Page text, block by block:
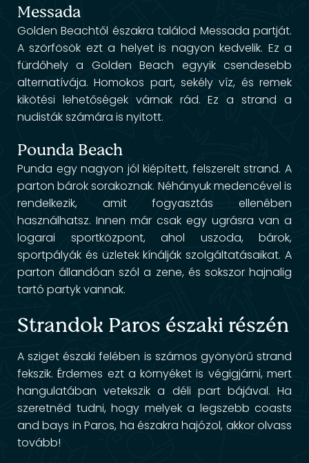
Messada
Golden Beachtől északra találod Messada partját.
A szörfösök ezt a helyet is nagyon kedvelik. Ez a
fürdőhely a Golden Beach egyyik csendesebb
alternatívája. Homokos part, sekély víz, és remek
kikötési lehetőségek várnak rád. Ez a strand a
nudisták számára is nyitott.
Pounda Beach
Punda egy nagyon jól kiépített, felszerelt strand. A
parton bárok sorakoznak. Néhányuk medencével is
rendelkezik, amit fogyasztás ellenében
használhatsz. Innen már csak egy ugrásra van a
logarai sportközpont, ahol uszoda, bárok,
sportpályák és üzletek kínálják szolgáltatásaikat. A
parton állandóan szól a zene, és sokszor hajnalig
tartó partyk vannak.
Strandok Paros északi részén
A sziget északi felében is számos gyönyörű strand
fekszik. Érdemes ezt a környéket is végigjárni, mert
hangulatában vetekszik a déli part bájával. Ha
szeretnéd tudni, hogy melyek a legszebb coasts
and bays in Paros, ha északra hajózol, akkor olvass
tovább!